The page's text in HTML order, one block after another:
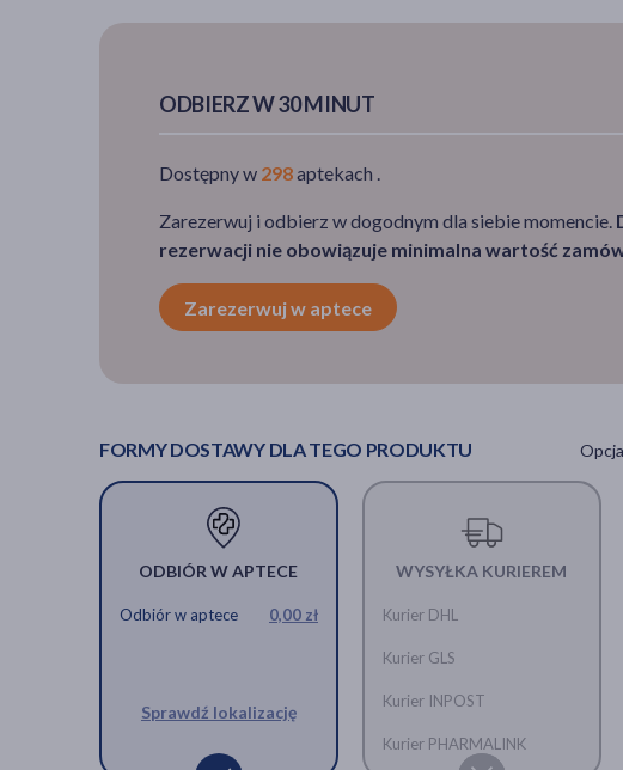
ODBIERZ W 30 MINUT
Dostępny w 298aptekach .
Zarezerwuj i odbierz w dogodnym dla siebie momencie.
rezerwacji nie obowiązuje minimalna wartość
Zarezerwuj w aptece
FORMY DOSTAWY DLA TEGO PRODUKTU
ODBIÓR W APTECE
Odbiór w aptece 0,00 zł
Sprawdź lokalizację
WYSYŁKA KURIEREM
Kurier DHL
Kurier GLS
Kurier INPOST
Kurier PHARMALINK